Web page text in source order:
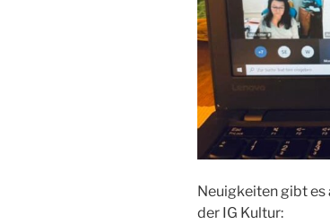
Neuigkeiten gibt es
der IG Kultur: